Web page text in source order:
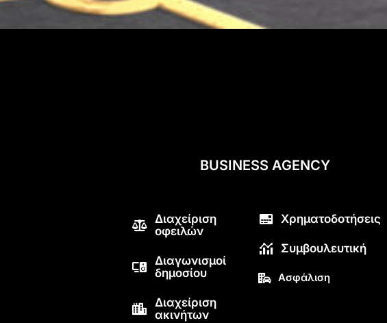
BUSINESS AGENCY
Διαχείριση
οφειλών
Διαγωνισμοί
δημοσίου
Διαχείριση
ακινήτων
Χρηματοδοτήσεις
Συμβουλευτική
Ασφάλιση